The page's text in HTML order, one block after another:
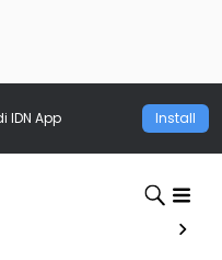
IDN App Install